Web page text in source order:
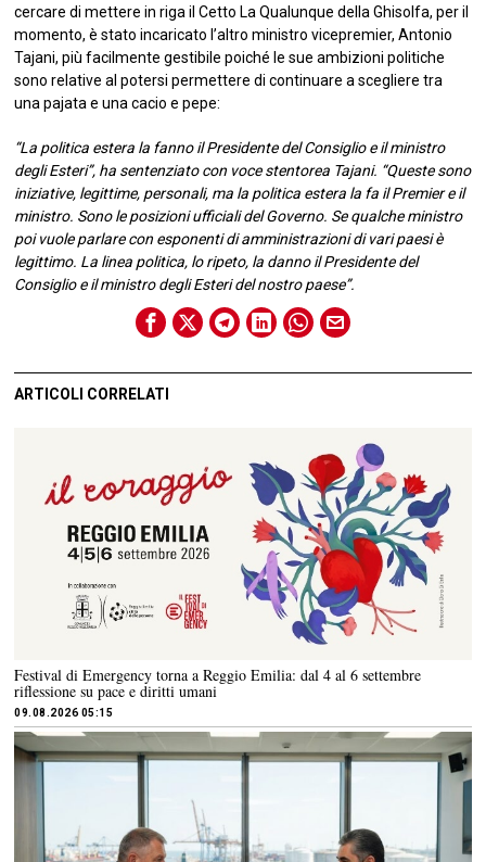
cercare di mettere in riga il Cetto La Qualunque della Ghisolfa, per il
momento, è stato incaricato l’altro ministro vicepremier, Antonio
Tajani, più facilmente gestibile poiché le sue ambizioni politiche
sono relative al potersi permettere di continuare a scegliere tra
una pajata e una cacio e pepe:
“La politica estera la fanno il Presidente del Consiglio e il ministro
degli Esteri”, ha sentenziato con voce stentorea Tajani. “Queste sono
iniziative, legittime, personali, ma la politica estera la fa il Premier e il
ministro. Sono le posizioni ufficiali del Governo. Se qualche ministro
poi vuole parlare con esponenti di amministrazioni di vari paesi è
legittimo. La linea politica, lo ripeto, la danno il Presidente del
Consiglio e il ministro degli Esteri del nostro paese”.
ARTICOLI CORRELATI
Festival di Emergency torna a Reggio Emilia: dal 4 al 6 settembre
riflessione su pace e diritti umani
09.08.2026 05:15